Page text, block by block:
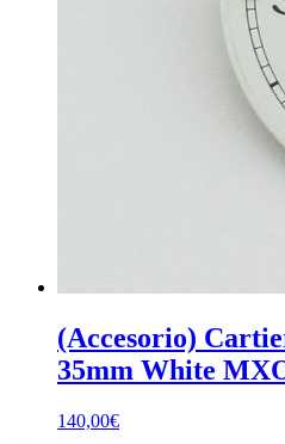
(Accesorio)
35mm White
140,00€